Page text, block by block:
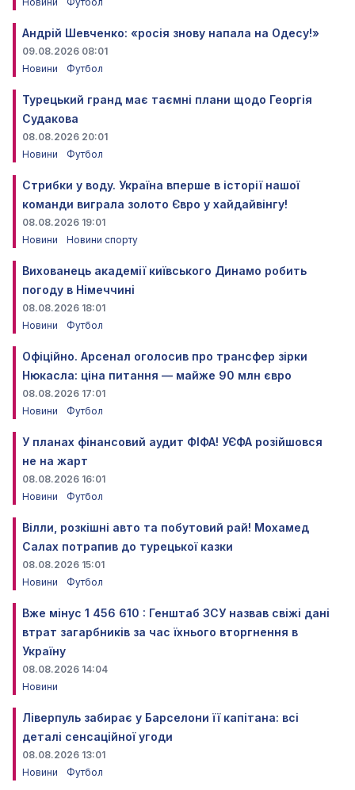
Андрій Шевченко: «росія знову напала на Одесу!»
09.08.2026 08:01
Новини
Футбол
Турецький гранд має таємні плани щодо Георгія
Судакова
08.08.2026 20:01
Новини
Футбол
Стрибки у воду. Україна вперше в історії нашої
команди виграла золото Євро у хайдайвінгу!
08.08.2026 19:01
Новини
Новини спорту
Вихованець академії київського Динамо робить
погоду в Німеччині
08.08.2026 18:01
Новини
Футбол
Офіційно. Арсенал оголосив про трансфер зірки
Нюкасла: ціна питання — майже 90 млн євро
08.08.2026 17:01
Новини
Футбол
У планах фінансовий аудит ФІФА! УЄФА розійшовся
не на жарт
08.08.2026 16:01
Новини
Футбол
Вілли, розкішні авто та побутовий рай! Мохамед
Салах потрапив до турецької казки
08.08.2026 15:01
Новини
Футбол
Вже мінус 1 456 610 : Генштаб ЗСУ назвав свіжі дані
втрат загарбників за час їхнього вторгнення в
Україну
08.08.2026 14:04
Новини
Ліверпуль забирає у Барселони її капітана: всі
деталі сенсаційної угоди
08.08.2026 13:01
Новини
Футбол